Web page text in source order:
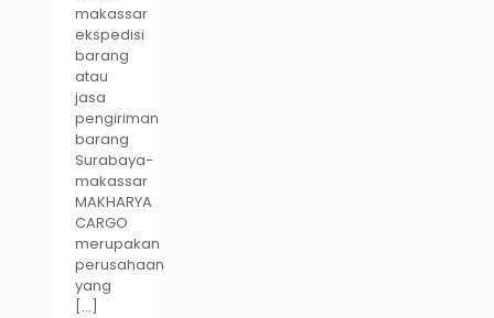
makassar
ekspedisi
barang
atau
jasa
pengiriman
barang
Surabaya-
makassar
MAKHARYA
CARGO
merupakan
perusahaan
yang
[…]